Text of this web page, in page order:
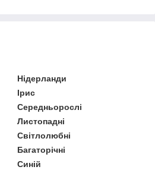
Нідерланди
Ірис
Середньорослі
Листопадні
Світлолюбні
Багаторічні
Синій